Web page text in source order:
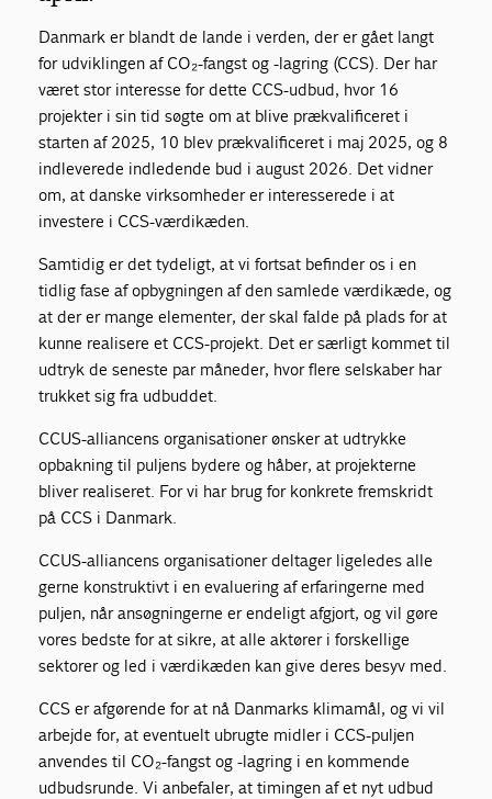
Danmark er blandt de lande i verden, der er gået langt
for udviklingen af CO₂-fangst og -lagring (CCS). Der har
været stor interesse for dette CCS-udbud, hvor 16
projekter i sin tid søgte om at blive prækvalificeret i
starten af 2025, 10 blev prækvalificeret i maj 2025, og 8
indleverede indledende bud i august 2026. Det vidner
om, at danske virksomheder er interesserede i at
investere i CCS-værdikæden.
Samtidig er det tydeligt, at vi fortsat befinder os i en
tidlig fase af opbygningen af den samlede værdikæde, og
at der er mange elementer, der skal falde på plads for at
kunne realisere et CCS-projekt. Det er særligt kommet til
udtryk de seneste par måneder, hvor flere selskaber har
trukket sig fra udbuddet.
CCUS-alliancens organisationer ønsker at udtrykke
opbakning til puljens bydere og håber, at projekterne
bliver realiseret. For vi har brug for konkrete fremskridt
på CCS i Danmark.
CCUS-alliancens organisationer deltager ligeledes alle
gerne konstruktivt i en evaluering af erfaringerne med
puljen, når ansøgningerne er endeligt afgjort, og vil gøre
vores bedste for at sikre, at alle aktører i forskellige
sektorer og led i værdikæden kan give deres besyv med.
CCS er afgørende for at nå Danmarks klimamål, og vi vil
arbejde for, at eventuelt ubrugte midler i CCS-puljen
anvendes til CO₂-fangst og -lagring i en kommende
udbudsrunde. Vi anbefaler, at timingen af et nyt udbud